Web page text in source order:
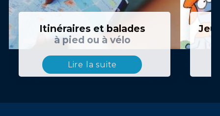
Itinéraires et balades
à pied ou à vélo
Lire la suite